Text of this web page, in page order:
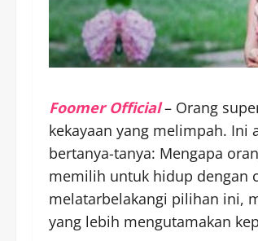
Foomer Official– Orang
kekayaan yang melimpah.
bertanya-tanya: Mengapa
memilih untuk hidup dengan
melatarbelakangi pilihan ini,
yang lebih mengutamakan